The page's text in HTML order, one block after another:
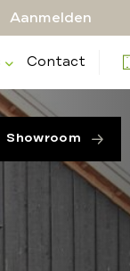
Aanmelden
Contact
Showroom